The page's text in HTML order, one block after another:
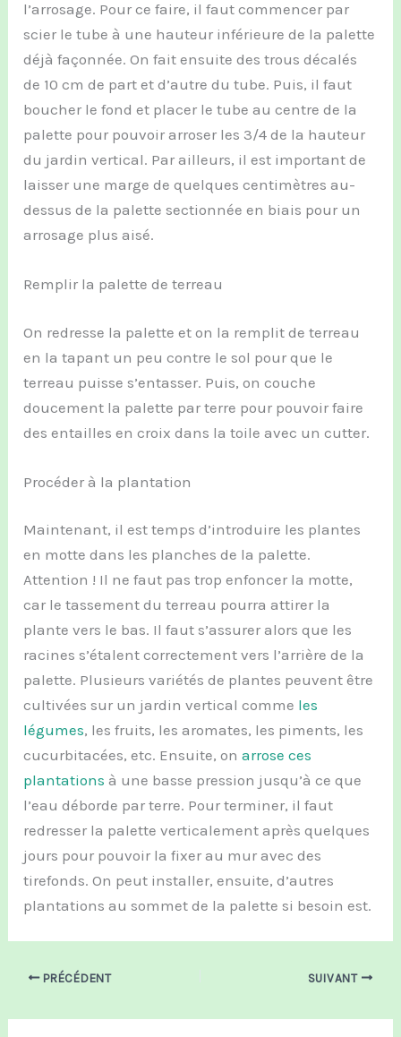
l’arrosage. Pour ce faire, il faut commencer par
scier le tube à une hauteur inférieure de la palette
déjà façonnée. On fait ensuite des trous décalés
de 10 cm de part et d’autre du tube. Puis, il faut
boucher le fond et placer le tube au centre de la
palette pour pouvoir arroser les 3/4 de la hauteur
du jardin vertical. Par ailleurs, il est important de
laisser une marge de quelques centimètres au-
dessus de la palette sectionnée en biais pour un
arrosage plus aisé.
Remplir la palette de terreau
On redresse la palette et on la remplit de terreau
en la tapant un peu contre le sol pour que le
terreau puisse s’entasser. Puis, on couche
doucement la palette par terre pour pouvoir faire
des entailles en croix dans la toile avec un cutter.
Procéder à la plantation
Maintenant, il est temps d’introduire les plantes
en motte dans les planches de la palette.
Attention ! Il ne faut pas trop enfoncer la motte,
car le tassement du terreau pourra attirer la
plante vers le bas. Il faut s’assurer alors que les
racines s’étalent correctement vers l’arrière de la
palette. Plusieurs variétés de plantes peuvent être
cultivées sur un jardin vertical comme les
légumes, les fruits, les aromates, les piments, les
cucurbitacées, etc. Ensuite, onarrose ces
plantationsà une basse pression jusqu’à ce que
l’eau déborde par terre. Pour terminer, il faut
redresser la palette verticalement après quelques
jours pour pouvoir la fixer au mur avec des
tirefonds. On peut installer, ensuite, d’autres
plantations au sommet de la palette si besoin est.
PRÉCÉDENT SUIVANT